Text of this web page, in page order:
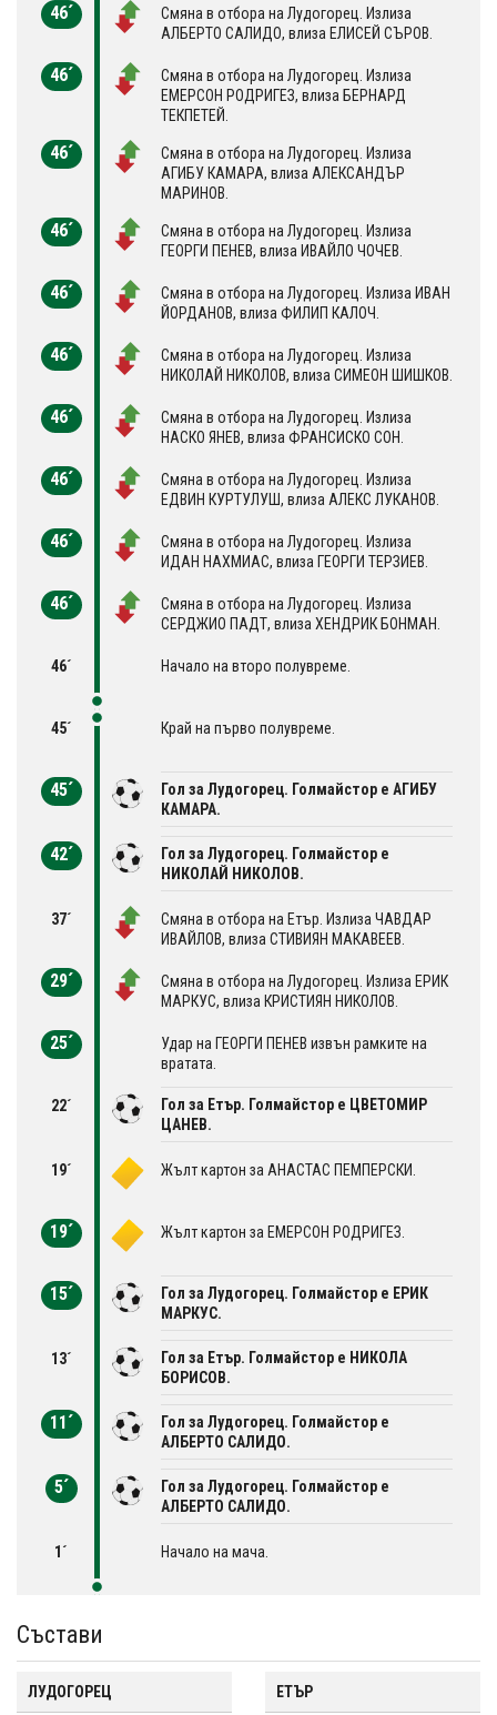
46´
Смяна в отбора на Лудогорец. Излиза
АЛБЕРТО САЛИДО, влиза ЕЛИСЕЙ СЪРОВ.
46´
Смяна в отбора на Лудогорец. Излиза
ЕМЕРСОН РОДРИГЕЗ, влиза БЕРНАРД
ТЕКПЕТЕЙ.
46´
Смяна в отбора на Лудогорец. Излиза
АГИБУ КАМАРА, влиза АЛЕКСАНДЪР
МАРИНОВ.
46´
Смяна в отбора на Лудогорец. Излиза
ГЕОРГИ ПЕНЕВ, влиза ИВАЙЛО ЧОЧЕВ.
46´
Смяна в отбора на Лудогорец. Излиза ИВАН
ЙОРДАНОВ, влиза ФИЛИП КАЛОЧ.
46´
Смяна в отбора на Лудогорец. Излиза
НИКОЛАЙ НИКОЛОВ, влиза СИМЕОН ШИШКОВ.
46´
Смяна в отбора на Лудогорец. Излиза
НАСКО ЯНЕВ, влиза ФРАНСИСКО СОН.
46´
Смяна в отбора на Лудогорец. Излиза
ЕДВИН КУРТУЛУШ, влиза АЛЕКС ЛУКАНОВ.
46´
Смяна в отбора на Лудогорец. Излиза
ИДАН НАХМИАС, влиза ГЕОРГИ ТЕРЗИЕВ.
46´
Смяна в отбора на Лудогорец. Излиза
СЕРДЖИО ПАДТ, влиза ХЕНДРИК БОНМАН.
46´ Начало на второ полувреме.
45´ Край на първо полувреме.
45´
Гол за Лудогорец. Голмайстор е АГИБУ
КАМАРА.
42´
Гол за Лудогорец. Голмайстор е
НИКОЛАЙ НИКОЛОВ.
37´
Смяна в отбора на Етър. Излиза ЧАВДАР
ИВАЙЛОВ, влиза СТИВИЯН МАКАВЕЕВ.
29´
Смяна в отбора на Лудогорец. Излиза ЕРИК
МАРКУС, влиза КРИСТИЯН НИКОЛОВ.
25´
Удар на ГЕОРГИ ПЕНЕВ извън рамките на
вратата.
22´
Гол за Етър. Голмайстор е ЦВЕТОМИР
ЦАНЕВ.
19´ Жълт картон за АНАСТАС ПЕМПЕРСКИ.
19´ Жълт картон за ЕМЕРСОН РОДРИГЕЗ.
15´
Гол за Лудогорец. Голмайстор е ЕРИК
МАРКУС.
13´
Гол за Етър. Голмайстор е НИКОЛА
БОРИСОВ.
11´
Гол за Лудогорец. Голмайстор е
АЛБЕРТО САЛИДО.
5´
Гол за Лудогорец. Голмайстор е
АЛБЕРТО САЛИДО.
1´ Начало на мача.
Състави
ЛУДОГОРЕЦ ЕТЪР